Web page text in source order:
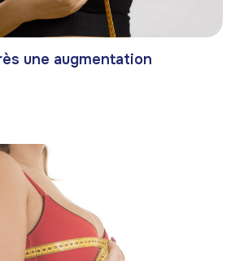
une augmentation